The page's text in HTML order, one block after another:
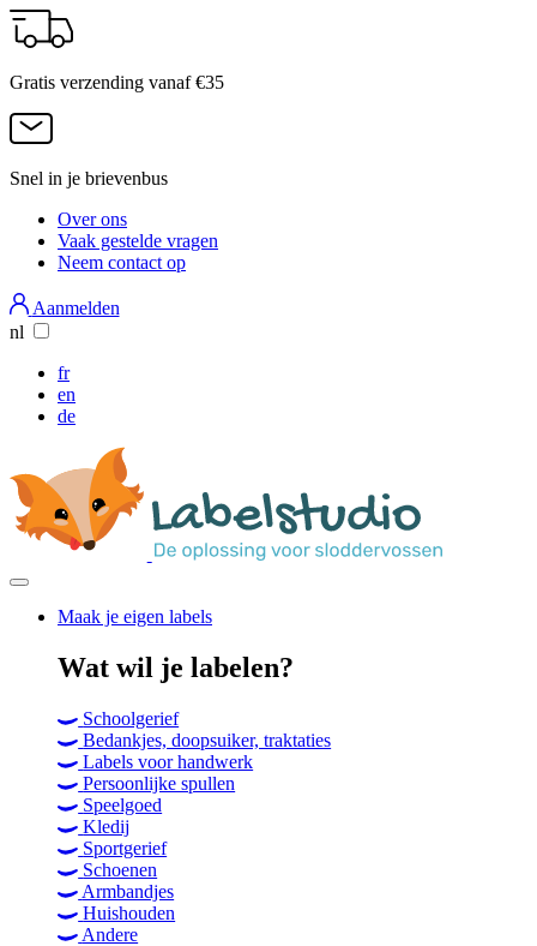
Overslaan
en
de
gaan
Gratis verzending vanaf €35
Snel in je brievenbus
Services
Menu
Over ons
Vaak gestelde vragen
Neem contact op
Aanmelden
nl
fr
en
de
menu
Maak je eigen labels
Wat wil je labelen?
Schoolgerief
Bedankjes, doopsuiker, traktaties
Labels voor handwerk
Persoonlijke spullen
Speelgoed
Kledij
Sportgerief
Schoenen
Armbandjes
Huishouden
Andere